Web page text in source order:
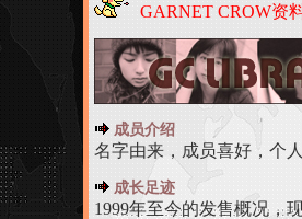
GARNET CROW资
成员介绍
名字由来，成员喜好，个
成长足迹
1999年至今的发售概况，